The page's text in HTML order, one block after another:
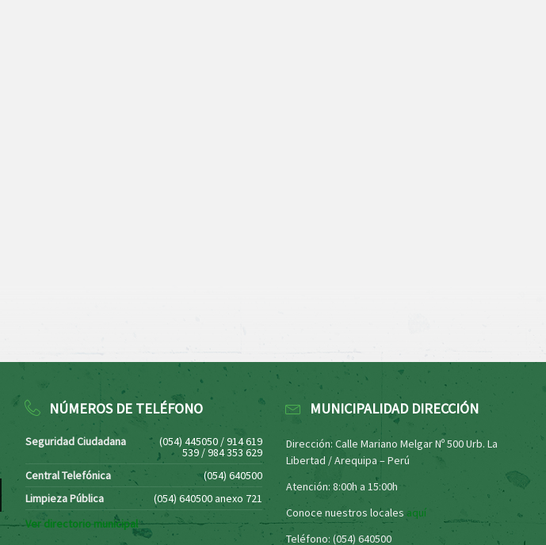
NÚMEROS DE TELÉFONO
Seguridad Ciudadana (054) 445050 / 914 619
539 / 984 353 629
Central Telefónica
(054) 640500
Limpieza Pública
(054) 640500 anexo 721
Ver directorio municipal
MUNICIPALIDAD DIRECCIÓN
Dirección: Calle Mariano Melgar Nº 500 Urb. La
Libertad / Arequipa – Perú
Atención: 8:00h a 15:00h
Conoce nuestros locales aquí
Teléfono: (054) 640500